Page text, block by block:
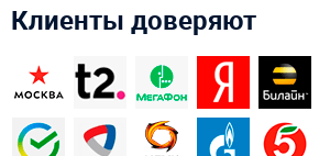
Клиенты доверяют